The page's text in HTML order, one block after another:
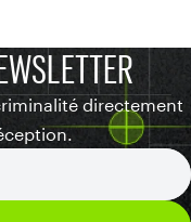
directement